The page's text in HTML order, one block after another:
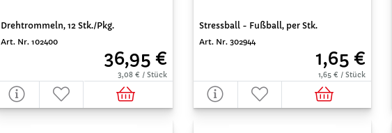
Drehtrommeln, 12 Stk./Pkg.
Art. Nr. 102400
36,95 €
3,08 € / Stück
Stressball - Fußball, per Stk.
Art. Nr. 302944
1,65 €
1,65 € / Stück